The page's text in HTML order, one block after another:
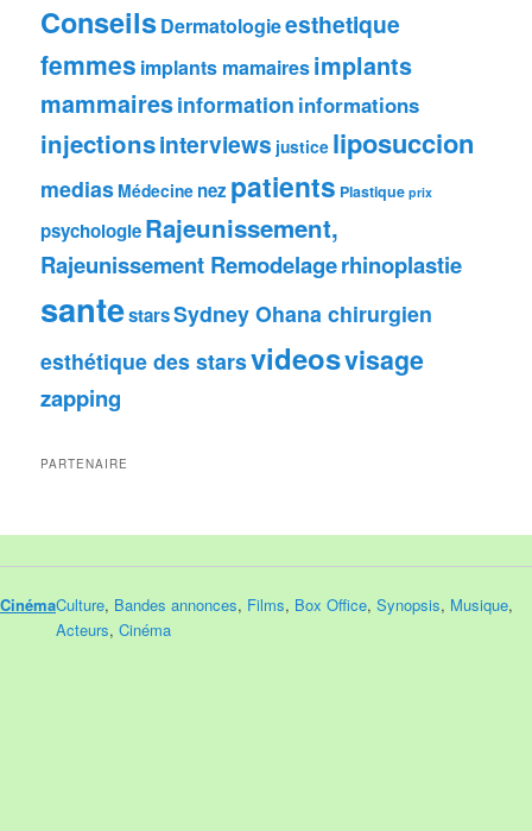
ConseilsDermatologieesthetique
femmes implants mamairesimplants
mammairesinformation informations
injectionsinterviews justice liposuccion
medias Médecine nez patients Plastique prix
psychologieRajeunissement,
Rajeunissement Remodelagerhinoplastie
santestarsSydney Ohana chirurgien
esthétique des starsvideosvisage
zapping
PARTENAIRE
CinémaCulture, Bandes annonces, Films, Box Office, Synopsis, Musique,
Acteurs, Cinéma